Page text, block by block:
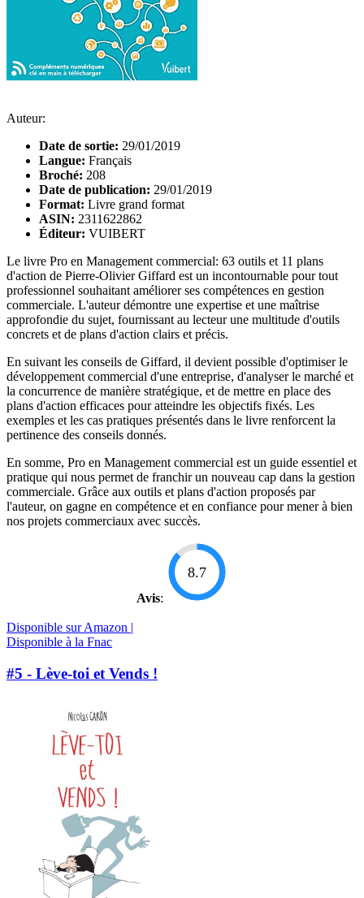
Auteur:
Date de sortie: 29/01/2019
Langue: Français
Broché: 208
Date de publication: 29/01/2019
Format: Livre grand format
ASIN: 2311622862
Éditeur: VUIBERT
Le livre Pro en Management commercial: 63 outils et 11 plans
d'action de Pierre-Olivier Giffard est un incontournable pour tout
professionnel souhaitant améliorer ses compétences en gestion
commerciale. L'auteur démontre une expertise et une maîtrise
approfondie du sujet, fournissant au lecteur une multitude d'outils
concrets et de plans d'action clairs et précis.
En suivant les conseils de Giffard, il devient possible d'optimiser le
développement commercial d'une entreprise, d'analyser le marché et
la concurrence de manière stratégique, et de mettre en place des
plans d'action efficaces pour atteindre les objectifs fixés. Les
exemples et les cas pratiques présentés dans le livre renforcent la
pertinence des conseils donnés.
En somme, Pro en Management commercial est un guide essentiel et
pratique qui nous permet de franchir un nouveau cap dans la gestion
commerciale. Grâce aux outils et plans d'action proposés par
l'auteur, on gagne en compétence et en confiance pour mener à bien
nos projets commerciaux avec succès.
Avis:
8.7
Disponible sur Amazon |
Disponible à la Fnac
#5 - Lève-toi et Vends !